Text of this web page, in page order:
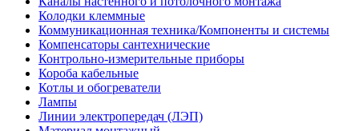
Колодки клеммные
Коммуникационная техника/Компоненты и системы
Компенсаторы сантехнические
Контрольно-измерительные приборы
Короба кабельные
Котлы и обогреватели
Лампы
Линии электропередач (ЛЭП)